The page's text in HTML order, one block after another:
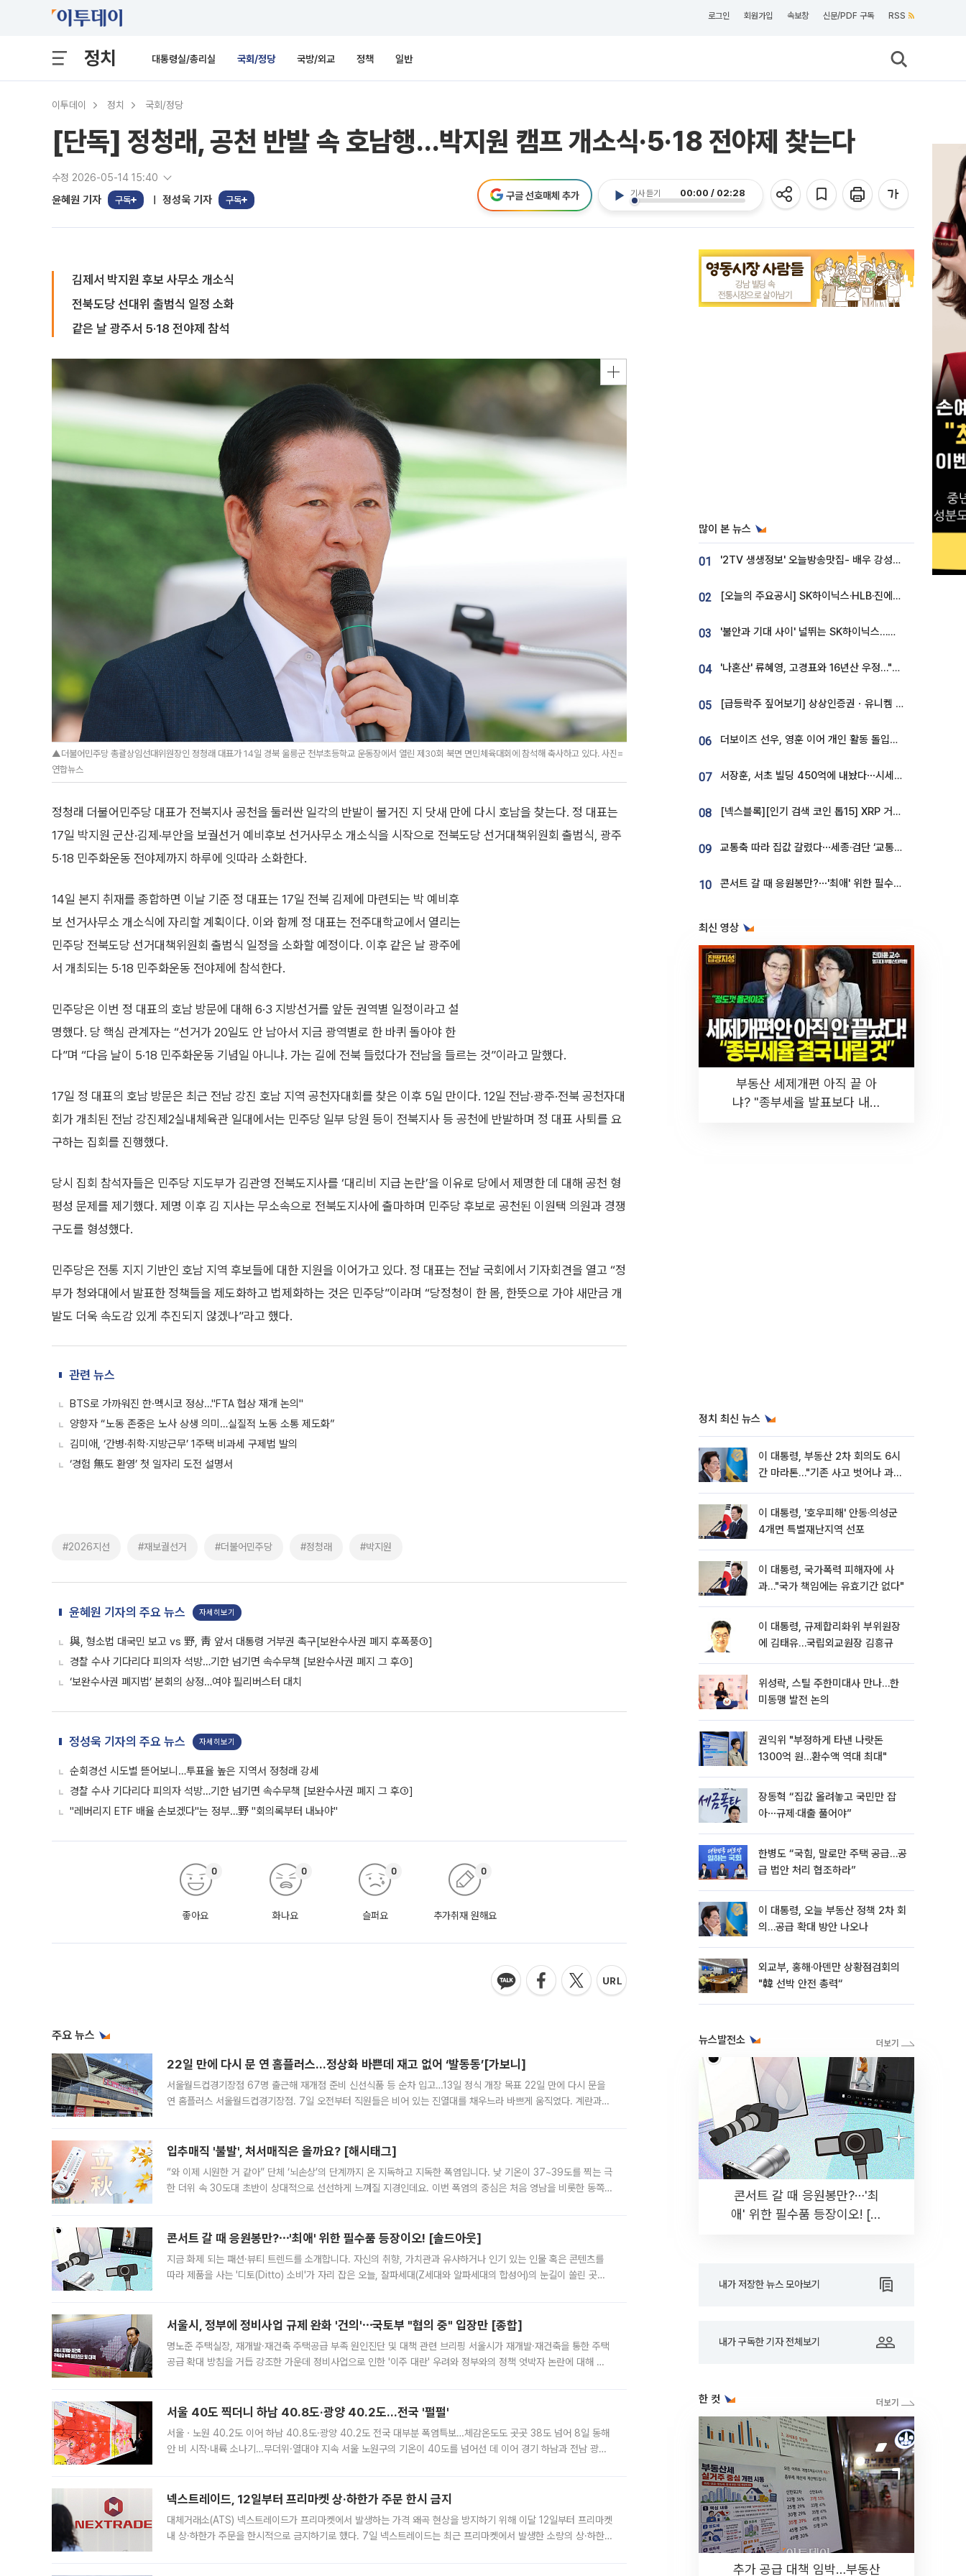
로그인 회원가입 속보창 신문/PDF 구독 RSS
정치 대통령실/총리실 국회/정당 국방/외교 정책 일반
이투데이 정치 국회/정당
[단독] 정청래, 공천 반발 속 호남행…박지원 캠프 개소식·5·18 전야제 찾는다
수정 2026-05-14 15:40
윤혜원 기자 구독 정성욱 기자 구독
기사 듣기 00:00 / 02:28
구글 선호매체 추가
김제서 박지원 후보 사무소 개소식
전북도당 선대위 출범식 일정 소화
같은 날 광주서 5·18 전야제 참석
▲더불어민주당 총괄상임선대위원장인 정청래 대표가 14일 경북 울릉군 천부초등학교 운동장에서 열린 제30회 북면 면민체육대회에 참석해 축사하고 있다. 사진=
연합뉴스
정청래 더불어민주당 대표가 전북지사 공천을 둘러싼 일각의 반발이 불거진 지 닷새 만에 다시 호남을 찾는다. 정 대표는
17일 박지원 군산·김제·부안을 보궐선거 예비후보 선거사무소 개소식을 시작으로 전북도당 선거대책위원회 출범식, 광주
5·18 민주화운동 전야제까지 하루에 잇따라 소화한다.
14일 본지 취재를 종합하면 이날 기준 정 대표는 17일 전북 김제에 마련되는 박 예비후
보 선거사무소 개소식에 자리할 계획이다. 이와 함께 정 대표는 전주대학교에서 열리는
민주당 전북도당 선거대책위원회 출범식 일정을 소화할 예정이다. 이후 같은 날 광주에
서 개최되는 5·18 민주화운동 전야제에 참석한다.
민주당은 이번 정 대표의 호남 방문에 대해 6·3 지방선거를 앞둔 권역별 일정이라고 설
명했다. 당 핵심 관계자는 “선거가 20일도 안 남아서 지금 광역별로 한 바퀴 돌아야 한
다”며 “다음 날이 5·18 민주화운동 기념일 아니냐. 가는 길에 전북 들렀다가 전남을 들르는 것”이라고 말했다.
17일 정 대표의 호남 방문은 최근 전남 강진 호남 지역 공천자대회를 찾은 이후 5일 만이다. 12일 전남·광주·전북 공천자대
회가 개최된 전남 강진제2실내체육관 일대에서는 민주당 일부 당원 등이 전북지사 등 공천에 반발하며 정 대표 사퇴를 요
구하는 집회를 진행했다.
당시 집회 참석자들은 민주당 지도부가 김관영 전북도지사를 ‘대리비 지급 논란’을 이유로 당에서 제명한 데 대해 공천 형
평성 문제를 제기했다. 제명 이후 김 지사는 무소속으로 전북도지사에 출마하며 민주당 후보로 공천된 이원택 의원과 경쟁
구도를 형성했다.
민주당은 전통 지지 기반인 호남 지역 후보들에 대한 지원을 이어가고 있다. 정 대표는 전날 국회에서 기자회견을 열고 “정
부가 청와대에서 발표한 정책들을 제도화하고 법제화하는 것은 민주당”이라며 “당정청이 한 몸, 한뜻으로 가야 새만금 개
발도 더욱 속도감 있게 추진되지 않겠나”라고 했다.
관련 뉴스
BTS로 가까워진 한·멕시코 정상…"FTA 협상 재개 논의"
양향자 “노동 존중은 노사 상생 의미…실질적 노동 소통 제도화”
김미애, ‘간병·취학·지방근무’ 1주택 비과세 구제법 발의
‘경험 無도 환영’ 첫 일자리 도전 설명서
#2026지선 #재보궐선거 #더불어민주당 #정청래 #박지원
윤혜원 기자의 주요 뉴스 자세히보기
與, 형소법 대국민 보고 vs 野, 靑 앞서 대통령 거부권 촉구[보완수사권 폐지 후폭풍①]
경찰 수사 기다리다 피의자 석방…기한 넘기면 속수무책 [보완수사권 폐지 그 후①]
‘보완수사권 폐지법’ 본회의 상정…여야 필리버스터 대치
정성욱 기자의 주요 뉴스 자세히보기
순회경선 시도별 뜯어보니…투표율 높은 지역서 정청래 강세
경찰 수사 기다리다 피의자 석방…기한 넘기면 속수무책 [보완수사권 폐지 그 후①]
"레버리지 ETF 배율 손보겠다"는 정부…野 "회의록부터 내놔야"
좋아요
0
화나요
0
슬퍼요
0
추가취재 원해요
0
주요 뉴스
22일 만에 다시 문 연 홈플러스…정상화 바쁜데 재고 없어 ‘발동동’[가보니]
서울월드컵경기장점 67명 출근해 재개점 준비 신선식품 등 순차 입고…13일 정식 개장 목표 22일 만에 다시 문을
연 홈플러스 서울월드컵경기장점. 7일 오전부터 직원들은 비어 있는 진열대를 채우느라 바쁘게 움직였다. 계란과
입추매직 '불발', 처서매직은 올까요? [해시태그]
“와 이제 시원한 거 같아” 단체 ‘뇌손상’의 단계까지 온 지독하고 지독한 폭염입니다. 낮 기온이 37~39도를 찍는 극
한 더위 속 30도대 초반이 상대적으로 선선하게 느껴질 지경인데요. 이번 폭염의 중심은 처음 영남을 비롯한 동쪽
콘서트 갈 때 응원봉만?⋯'최애' 위한 필수품 등장이오! [솔드아웃]
지금 화제 되는 패션·뷰티 트렌드를 소개합니다. 자신의 취향, 가치관과 유사하거나 인기 있는 인물 혹은 콘텐츠를
따라 제품을 사는 '디토(Ditto) 소비'가 자리 잡은 오늘, 잘파세대(Z세대와 알파세대의 합성어)의 눈길이 쏠린 곳은
서울시, 정부에 정비사업 규제 완화 '건의'⋯국토부 "협의 중" 입장만 [종합]
명노준 주택실장, 재개발·재건축 주택공급 부족 원인진단 및 대책 관련 브리핑 서울시가 재개발·재건축을 통한 주택
공급 확대 방침을 거듭 강조한 가운데 정비사업으로 인한 '이주 대란' 우려와 정부와의 정책 엇박자 논란에 대해 정
서울 40도 찍더니 하남 40.8도·광양 40.2도…전국 '펄펄'
서울ㆍ노원 40.2도 이어 하남 40.8도·광양 40.2도 전국 대부분 폭염특보…체감온도도 곳곳 38도 넘어 8일 동해
안 비 시작·내륙 소나기…무더위·열대야 지속 서울 노원구의 기온이 40도를 넘어선 데 이어 경기 하남과 전남 광양
넥스트레이드, 12일부터 프리마켓 상·하한가 주문 한시 금지
대체거래소(ATS) 넥스트레이드가 프리마켓에서 발생하는 가격 왜곡 현상을 방지하기 위해 이달 12일부터 프리마켓
내 상·하한가 주문을 한시적으로 금지하기로 했다. 7일 넥스트레이드는 최근 프리마켓에서 발생한 소량의 상·하한
많이 본 뉴스
01 '2TV 생생정보' 오늘방송맛집- 배우 강성진 단골! 쌀국수ㆍ푸팟퐁 커리 맛집 '블○○○'
02 [오늘의 주요공시] SK하이닉스·HLB·진에어·포스코홀딩스·네이버·대우건설 등
03 '불안과 기대 사이' 널뛰는 SK하이닉스…증권가 "HBM4·LTA 기반 펀터멘털 견고"
04 '나혼산' 류혜영, 고경표와 16년산 우정…"자취방서 부모님과 마주쳐"
05 [급등락주 짚어보기] 상상인증권ㆍ유니켐 2연속, 본느 6연속 ‘상한가’⋯M&A 훈풍 분 증시
06 더보이즈 선우, 영훈 이어 개인 활동 돌입⋯앳에어리어와 전속계약
07 서장훈, 서초 빌딩 450억에 내놨다⋯시세차익은
08 [넥스블록][인기 검색 코인 톱15] XRP 거래량 14억달러…ETHGas 급등·Bless 급락…고변동 알트 부각
09 교통축 따라 집값 갈렸다⋯세종·검단 ‘교통 프리미엄’ 뚜렷
10 콘서트 갈 때 응원봉만?⋯'최애' 위한 필수품 등장이오! [솔드아웃]
최신 영상
부동산 세제개편 아직 끝 아
냐? "종부세율 발표보다 내릴
정치 최신 뉴스
이 대통령, 부동산 2차 회의도 6시
간 마라톤…"기존 사고 벗어나 과감
이 대통령, '호우피해' 안동·의성군
4개면 특별재난지역 선포
이 대통령, 국가폭력 피해자에 사
과…"국가 책임에는 유효기간 없다"
이 대통령, 규제합리화위 부위원장
에 김태유…국립외교원장 김흥규
위성락, 스틸 주한미대사 만나…한
미동맹 발전 논의
권익위 "부정하게 타낸 나랏돈
1300억 원…환수액 역대 최대"
장동혁 “집값 올려놓고 국민만 잡
아⋯규제·대출 풀어야”
한병도 “국힘, 말로만 주택 공급…공
급 법안 처리 협조하라”
이 대통령, 오늘 부동산 정책 2차 회
의…공급 확대 방안 나오나
외교부, 홍해·아덴만 상황점검회의
"韓 선박 안전 총력“
뉴스발전소
콘서트 갈 때 응원봉만?⋯'최
애' 위한 필수품 등장이오! [솔
내가 저장한 뉴스 모아보기
내가 구독한 기자 전체보기
한 컷
추가 공급 대책 임박…부동산